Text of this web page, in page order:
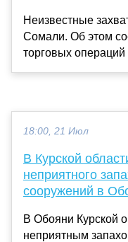
Неизвестные
Сомали. Об этом
торговых
18:00, 21 Июл
В Курской
неприятного
сооружений в
В Обояни Курской
неприятным